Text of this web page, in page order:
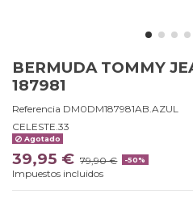
BERMUDA TOMMY
187981
Referencia DM0DM187981AB.AZUL
CELESTE.33
Agotado
39,95 € 79,90 € -50%
Impuestos incluidos